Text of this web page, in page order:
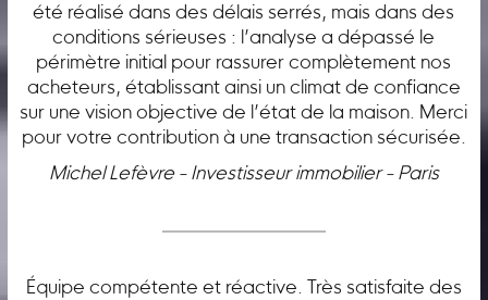
été réalisé dans des délais serrés, mais dans des
conditions sérieuses : l’analyse a dépassé le
périmètre initial pour rassurer complètement nos
acheteurs, établissant ainsi un climat de confiance
sur une vision objective de l’état de la maison. Merci
pour votre contribution à une transaction sécurisée.
Michel Lefèvre - Investisseur immobilier - Paris
Équipe compétente et réactive. Très satisfaite des